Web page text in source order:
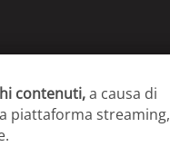
contenuti,a causa di
piattaforma streaming,